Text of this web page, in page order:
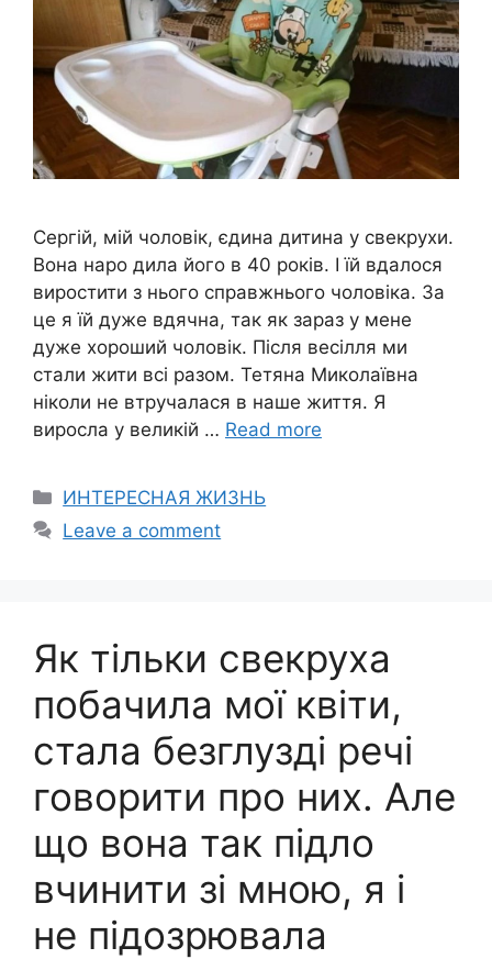
Сергій, мій чоловік, єдина дитина у свекрухи.
Вона наро дила його в 40 років. І їй вдалося
виростити з нього справжнього чоловіка. За
це я їй дуже вдячна, так як зараз у мене
дуже хороший чоловік. Після весілля ми
стали жити всі разом. Тетяна Миколаївна
ніколи не втручалася в наше життя. Я
виросла у великій … Read more
Categories
ИНТЕРЕСНАЯ ЖИЗНЬ
Leave a comment
Як тільки свекруха
побачила мої квіти,
стала безглузді речі
говорити про них. Але
що вона так підло
вчинити зі мною, я і
не підозрювала